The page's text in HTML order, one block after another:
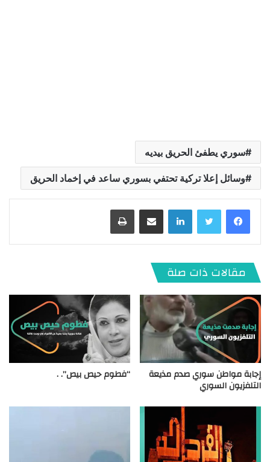
سوري يطفئ الحريق بيديه
وسائل إعلا تركية تحتفي بسوري ساعد في إخماد الحريق
لينكدإن
مقالات ذات صلة
إجابة مواطن سوري صدم مذيعة
التلفزيون السوري
“فطوم حيص بيص”. .